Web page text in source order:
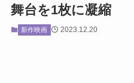
舞台を1枚に凝縮
新作映画 2023.12.20